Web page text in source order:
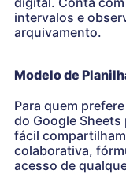
intervalos e
arquivamento.
Modelo de
Para quem
do Google Sheets
fácil
colaborativa,
acesso de